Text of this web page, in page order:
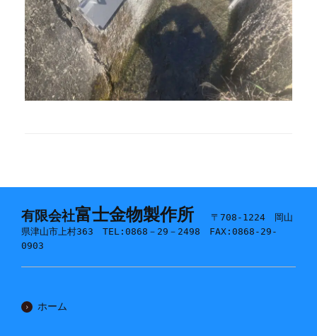
有限会社富士金物製作所
〒708-1224 岡山
県津山市上村363 TEL:0868－29－2498 FAX:0868-29-
0903
ホーム